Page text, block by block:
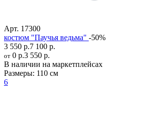
Арт. 17300
костюм "Паучья ведьма" -50%
3 550 р.7 100 р.
от 0 р.3 550 р.
В наличии на маркетплейсах
Размеры: 110 см
6